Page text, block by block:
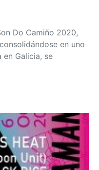
Do Camiño 2020,
en uno
Galicia, se